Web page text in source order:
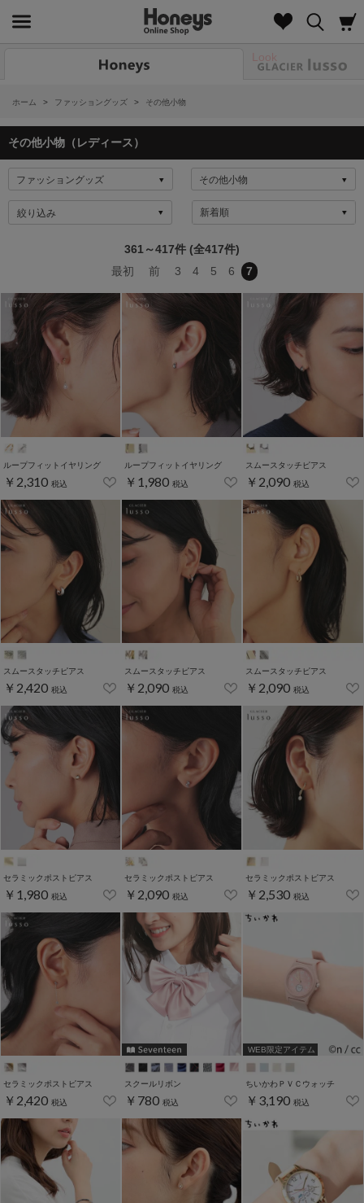
Look
ホーム > ファッショングッズ > その他小物
その他小物（レディース）
絞り込み
361～417件 (全417件)
最初
前 3 4 5 6 7
ループフィットイヤリング
￥2,310 税込
ループフィットイヤリング
￥1,980 税込
スムースタッチピアス
￥2,090 税込
スムースタッチピアス
￥2,420 税込
スムースタッチピアス
￥2,090 税込
スムースタッチピアス
￥2,090 税込
セラミックポストピアス
￥1,980 税込
セラミックポストピアス
￥2,090 税込
セラミックポストピアス
￥2,530 税込
セラミックポストピアス
￥2,420 税込
スクールリボン
￥780 税込
WEB限定アイテム
ちいかわＰＶＣウォッチ
￥3,190 税込